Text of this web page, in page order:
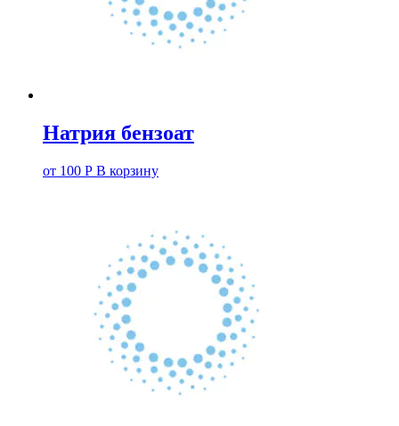
Натрия бензоат
от 100 Р В корзину